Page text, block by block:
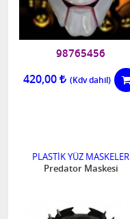
98765456
420,00
PLASTİK YÜZ MASKELER
Predator Maskesi